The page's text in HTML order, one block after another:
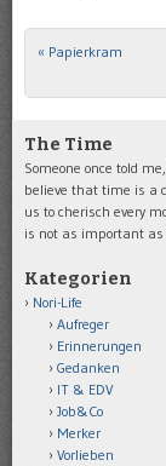
Post navigation
« Papierkram
The Time
Someone once told
believe that time is a
us to cherisch every
is not as important as
Kategorien
Nori-Life
Aufreger
Erinnerungen
Gedanken
IT & EDV
Job&Co
Merker
Vorlieben